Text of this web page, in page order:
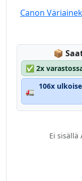
Canon
📦
✅ 2x
🚛
106x
Ei sisällä